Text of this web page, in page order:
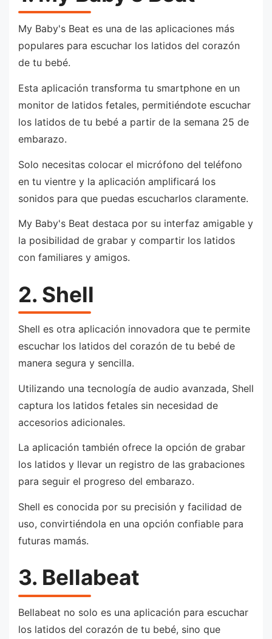
My Baby's Beat es una de las aplicaciones más
populares para escuchar los latidos del corazón
de tu bebé.
Esta aplicación transforma tu smartphone en un
monitor de latidos fetales, permitiéndote escuchar
los latidos de tu bebé a partir de la semana 25 de
embarazo.
Solo necesitas colocar el micrófono del teléfono
en tu vientre y la aplicación amplificará los
sonidos para que puedas escucharlos claramente.
My Baby's Beat destaca por su interfaz amigable y
la posibilidad de grabar y compartir los latidos
con familiares y amigos.
2. Shell
Shell es otra aplicación innovadora que te permite
escuchar los latidos del corazón de tu bebé de
manera segura y sencilla.
Utilizando una tecnología de audio avanzada, Shell
captura los latidos fetales sin necesidad de
accesorios adicionales.
La aplicación también ofrece la opción de grabar
los latidos y llevar un registro de las grabaciones
para seguir el progreso del embarazo.
Shell es conocida por su precisión y facilidad de
uso, convirtiéndola en una opción confiable para
futuras mamás.
3. Bellabeat
Bellabeat no solo es una aplicación para escuchar
los latidos del corazón de tu bebé, sino que